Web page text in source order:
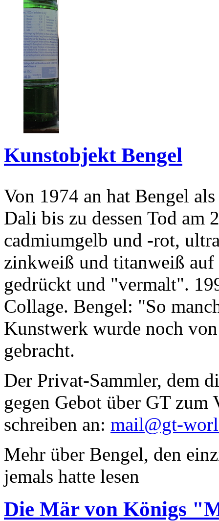
Kunstobjekt Bengel
Von 1974 an hat Bengel
Dali bis zu dessen Tod am
cadmiumgelb und -rot,
zinkweiß und titanweiß
gedrückt und "vermalt".
Collage. Bengel: "So
Kunstwerk wurde noch
gebracht.
Der Privat-Sammler, dem
gegen Gebot über GT zum
schreiben an: mail@gt-
Mehr über Bengel, den
jemals hatte lesen
Die Mär von Königs